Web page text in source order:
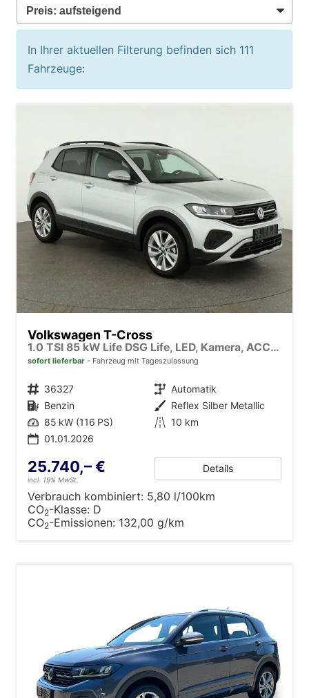
In Ihrer aktuellen Filterung befinden sich 111
Fahrzeuge:
Volkswagen T-Cross
1.0 TSI 85 kW Life DSG Life, LED, Kamera, ACC, Side, Winter, 17-Zoll, 3-J. Garantie
sofort lieferbar Fahrzeug mit Tageszulassung
Fahrzeugnr. 36327 Getriebe Automatik
Kraftstoff Benzin Außenfarbe Reflex Silber Metallic
Leistung 85 kW (116 PS) Kilometerstand 10 km
01.01.2026
25.740,– €
incl. 19% MwSt.
Details
Verbrauch kombiniert: 5,80 l/100km
CO2-Klasse: D
CO2-Emissionen: 132,00 g/km